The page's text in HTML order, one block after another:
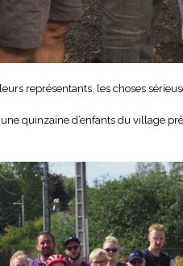
représentants, les choses
quinzaine d’enfants du village